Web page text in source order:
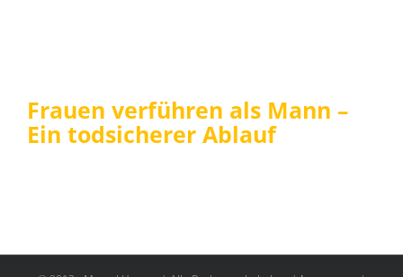
Frauen verführen als Mann –
Ein todsicherer Ablauf